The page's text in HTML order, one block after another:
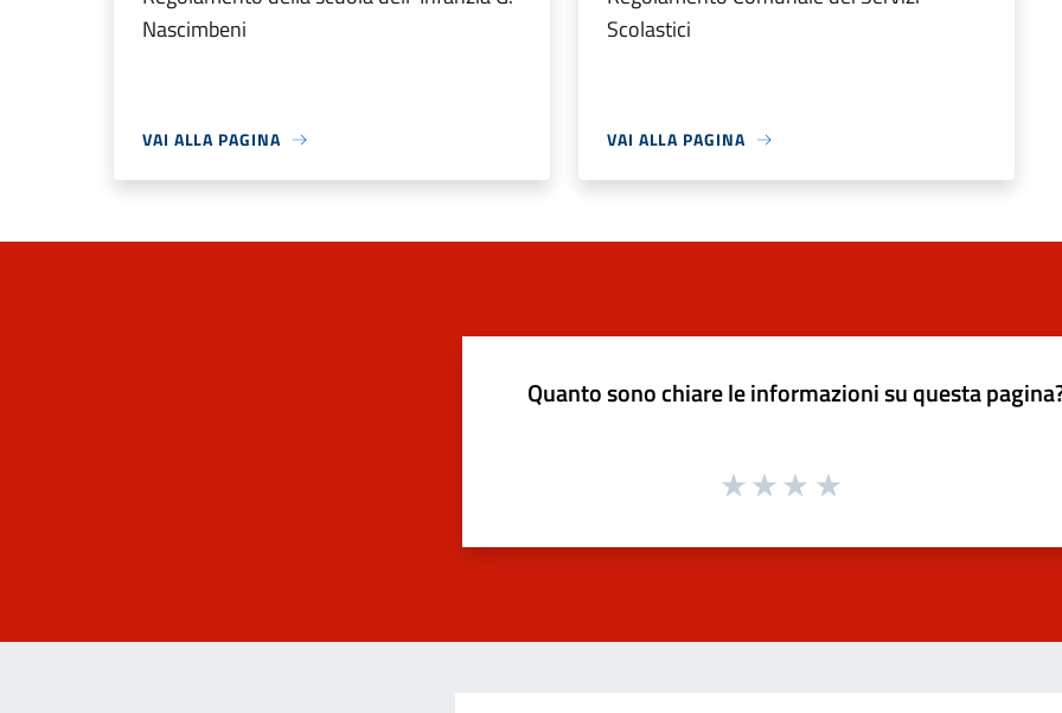
Nascimbeni
VAI ALLA PAGINA
Scolastici
VAI ALLA PAGINA
Quanto sono chiare le informazioni su questa